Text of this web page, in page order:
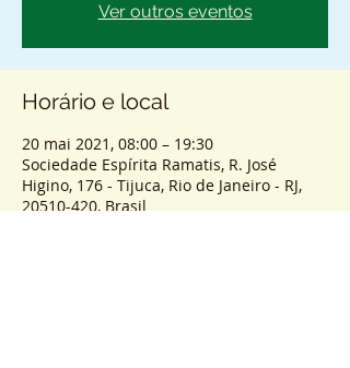
Ver outros eventos
Horário e local
20 mai 2021, 08:00 – 19:30
Sociedade Espírita Ramatis, R. José
Higino, 176 - Tijuca, Rio de Janeiro - RJ,
20510-420, Brasil